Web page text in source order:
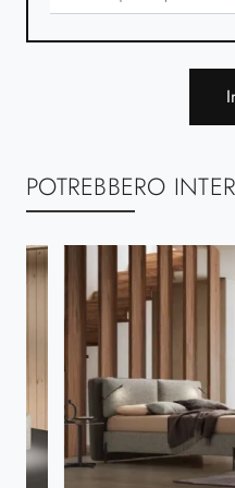
POTREBBERO